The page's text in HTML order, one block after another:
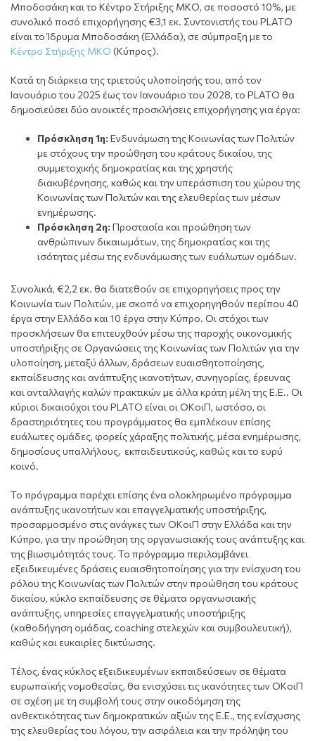
Μποδοσάκη και το Κέντρο Στήριξης ΜΚΟ, σε ποσοστό 10%, με
συνολικό ποσό επιχορήγησης €3,1 εκ. Συντονιστής του PLATO
είναι το Ίδρυμα Μποδοσάκη (Ελλάδα), σε σύμπραξη με το
Κέντρο Στήριξης ΜΚΟ (Κύπρος).
Κατά τη διάρκεια της τριετούς υλοποίησής του, από τον
Ιανουάριο του 2025 έως τον Ιανουάριο του 2028, το PLATO θα
δημοσιεύσει δύο ανοικτές προσκλήσεις επιχορήγησης για έργα:
Πρόσκληση 1η: Ενδυνάμωση της Κοινωνίας των Πολιτών
με στόχους την προώθηση του κράτους δικαίου, της
συμμετοχικής δημοκρατίας και της χρηστής
διακυβέρνησης, καθώς και την υπεράσπιση του χώρου της
Κοινωνίας των Πολιτών και της ελευθερίας των μέσων
ενημέρωσης.
Πρόσκληση 2η: Προστασία και προώθηση των
ανθρώπινων δικαιωμάτων, της δημοκρατίας και της
ισότητας μέσω της ενδυνάμωσης των ευάλωτων ομάδων.
Συνολικά, €2,2 εκ. θα διατεθούν σε επιχορηγήσεις προς την
Κοινωνία των Πολιτών, με σκοπό να επιχορηγηθούν περίπου 40
έργα στην Ελλάδα και 10 έργα στην Κύπρο. Οι στόχοι των
προσκλήσεων θα επιτευχθούν μέσω της παροχής οικονομικής
υποστήριξης σε Οργανώσεις της Κοινωνίας των Πολιτών για την
υλοποίηση, μεταξύ άλλων, δράσεων ευαισθητοποίησης,
εκπαίδευσης και ανάπτυξης ικανοτήτων, συνηγορίας, έρευνας
και ανταλλαγής καλών πρακτικών με άλλα κράτη μέλη της Ε.Ε.. Οι
κύριοι δικαιούχοι του PLATO είναι οι OKοιΠ, ωστόσο, οι
δραστηριότητες του προγράμματος θα εμπλέκουν επίσης
ευάλωτες ομάδες, φορείς χάραξης πολιτικής, μέσα ενημέρωσης,
δημοσίους υπαλλήλους, εκπαιδευτικούς, καθώς και το ευρύ
κοινό.
Το πρόγραμμα παρέχει επίσης ένα ολοκληρωμένο πρόγραμμα
ανάπτυξης ικανοτήτων και επαγγελματικής υποστήριξης,
προσαρμοσμένο στις ανάγκες των OKοιΠ στην Ελλάδα και την
Κύπρο, για την προώθηση της οργανωσιακής τους ανάπτυξης και
της βιωσιμότητάς τους. Το πρόγραμμα περιλαμβάνει
εξειδικευμένες δράσεις ευαισθητοποίησης για την ενίσχυση του
ρόλου της Κοινωνίας των Πολιτών στην προώθηση του κράτους
δικαίου, κύκλο εκπαίδευσης σε θέματα οργανωσιακής
ανάπτυξης, υπηρεσίες επαγγελματικής υποστήριξης
(καθοδήγηση ομάδας, coaching στελεχών και συμβουλευτική),
καθώς και ευκαιρίες δικτύωσης.
Τέλος, ένας κύκλος εξειδικευμένων εκπαιδεύσεων σε θέματα
ευρωπαϊκής νομοθεσίας, θα ενισχύσει τις ικανότητες των ΟΚοιΠ
σε σχέση με τη συμβολή τους στην οικοδόμηση της
ανθεκτικότητας των δημοκρατικών αξιών της Ε.Ε., της ενίσχυσης
της ελευθερίας του λόγου, την ασφάλεια και την πρόληψη του